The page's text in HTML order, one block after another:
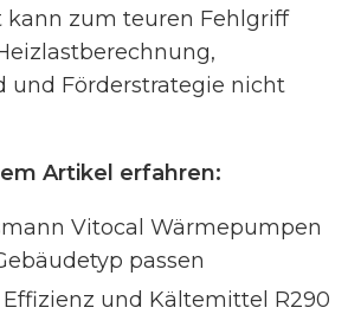
kann zum teuren Fehlgriff
und Förderstrategie nicht
Artikel erfahren:
Vitocal Wärmepumpen
passen
und Kältemittel R290